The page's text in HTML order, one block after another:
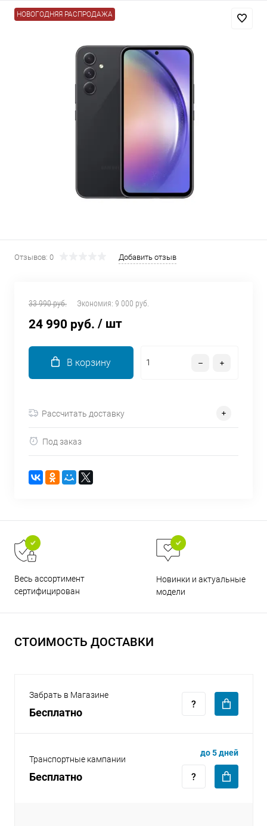
НОВОГОДНЯЯ РАСПРОДАЖА
Отзывов: 0 Добавить отзыв
33 990 руб. Экономия: 9 000 руб.
24 990 руб. / шт
В корзину
Рассчитать доставку
Под заказ
Весь ассортимент
сертифицирован
Новинки и актуальные
модели
СТОИМОСТЬ ДОСТАВКИ
Забрать в Магазине
Бесплатно
Транспортные кампании
Бесплатно
до 5 дней
Добавляйте товары
Оплачивайте сегодня только
% картой любого банка
выбранный способом
% будут
списываться
с вашей карты